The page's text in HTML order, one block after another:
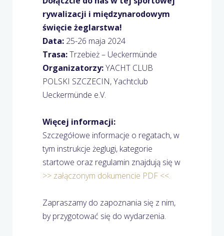
rywalizacji i międzynarodowym
święcie żeglarstwa!
Data: 25-26 maja 2024
Trasa:Trzebież – Ueckermünde
Organizatorzy:YACHT CLUB
POLSKI SZCZECIN, Yachtclub
Ueckermünde e.V.
Więcej informacji:
Szczegółowe informacje o regatach, w
tym instrukcje żeglugi, kategorie
startowe oraz regulamin znajdują się w
>> załączonym dokumencie PDF <<.
Zapraszamy do zapoznania się z nim,
by przygotować się do wydarzenia.